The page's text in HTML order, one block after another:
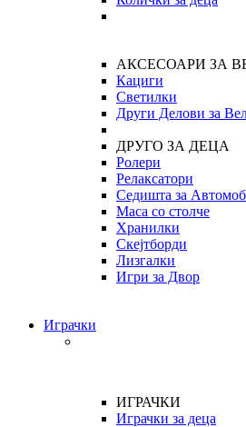
АКСЕСОАРИ ЗА
Кациги
Светилки
Други Делови за
ДРУГО ЗА ДЕЦА
Ролери
Релаксатори
Седишта за
Маса со столче
Хранилки
Скејтборди
Лизгалки
Игри за Двор
Играчки
ИГРАЧКИ
Играчки за деца